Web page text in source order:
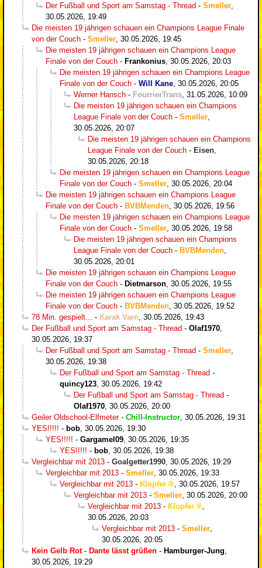
Der Fußball und Sport am Samstag - Thread - Smeller
30.05.2026, 19:49
Die meisten 19 jährigen schauen ein Champions League Finale
von der Couch - Smeller 30.05.2026, 19:45
Die meisten 19 jährigen schauen ein Champions League
Finale von der Couch - Frankonius 30.05.2026, 20:03
Die meisten 19 jährigen schauen ein Champions League
Finale von der Couch - Will Kane 30.05.2026, 20:05
Werner Hansch - FourrierTrans 31.05.2026, 10:09
Die meisten 19 jährigen schauen ein Champions
League Finale von der Couch - Smeller
30.05.2026, 20:07
Die meisten 19 jährigen schauen ein Champions
League Finale von der Couch - Eisen
30.05.2026, 20:18
Die meisten 19 jährigen schauen ein Champions League
Finale von der Couch - Smeller 30.05.2026, 20:04
Die meisten 19 jährigen schauen ein Champions League
Finale von der Couch - BVBMenden 30.05.2026, 19:56
Die meisten 19 jährigen schauen ein Champions League
Finale von der Couch - Smeller 30.05.2026, 19:58
Die meisten 19 jährigen schauen ein Champions
League Finale von der Couch - BVBMenden
30.05.2026, 20:01
Die meisten 19 jährigen schauen ein Champions League
Finale von der Couch - Dietmarson 30.05.2026, 19:55
Die meisten 19 jährigen schauen ein Champions League
Finale von der Couch - BVBMenden 30.05.2026, 19:52
78 Min. gespielt...
- Karak Varn 30.05.2026, 19:43
Der Fußball und Sport am Samstag - Thread - Olaf1970
30.05.2026, 19:37
Der Fußball und Sport am Samstag - Thread - Smeller
30.05.2026, 19:38
Der Fußball und Sport am Samstag - Thread -
quincy123 30.05.2026, 19:42
Der Fußball und Sport am Samstag - Thread -
Olaf1970 30.05.2026, 20:00
Geiler Oldschool-Elfmeter- Chill-Instructor 30.05.2026, 19:31
YES!!!!! - bob 30.05.2026, 19:30
YES!!!!! - Gargamel09 30.05.2026, 19:35
YES!!!!! - bob 30.05.2026, 19:38
Vergleichbar mit 2013 - Goalgetter1990 30.05.2026, 19:29
Vergleichbar mit 2013 - Smeller 30.05.2026, 19:33
Vergleichbar mit 2013 - Klopfer
30.05.2026, 19:57
Vergleichbar mit 2013 - Smeller 30.05.2026, 20:00
Vergleichbar mit 2013 - Klopfer
30.05.2026, 20:03
Vergleichbar mit 2013 - Smeller
30.05.2026, 20:05
Kein Gelb Rot - Dante lässt grüßen - Hamburger-Jung
30.05.2026, 19:29